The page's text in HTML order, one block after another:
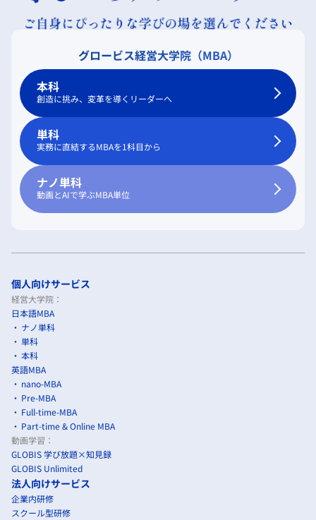
グロービス経営大学院（MBA）
本科
創造に挑み、変革を導くリーダーへ
単科
実務に直結するMBAを1科目から
ナノ単科
動画とAIで学ぶMBA単位
個人向けサービス
経営大学院：
日本語MBA
ナノ単科
単科
本科
英語MBA
nano-MBA
Pre-MBA
Full-time-MBA
Part-time & Online MBA
動画学習：
GLOBIS 学び放題×知見録
GLOBIS Unlimited
法人向けサービス
企業内研修
スクール型研修